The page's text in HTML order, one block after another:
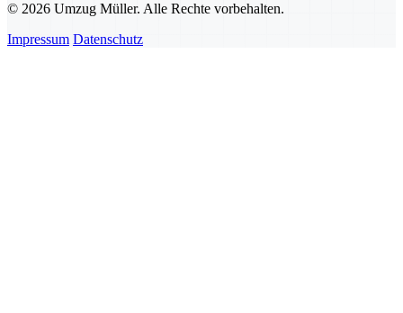
© 2026 Umzug Müller. Alle Rechte vorbehalten.
Impressum Datenschutz